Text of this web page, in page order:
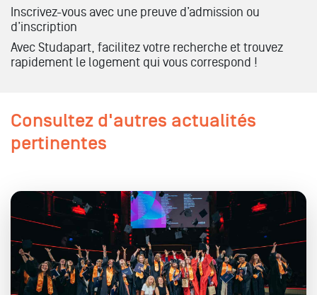
Inscrivez-vous avec une preuve d’admission ou
d’inscription
Avec Studapart, facilitez votre recherche et trouvez
rapidement le logement qui vous correspond !
Consultez d'autres actualités
pertinentes